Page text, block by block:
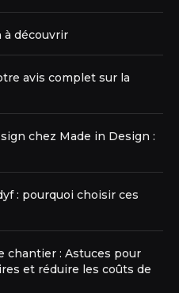
à découvrir
avis complet sur la
chez Made in Design :
: pourquoi choisir ces
chantier : Astuces pour
et réduire les coûts de